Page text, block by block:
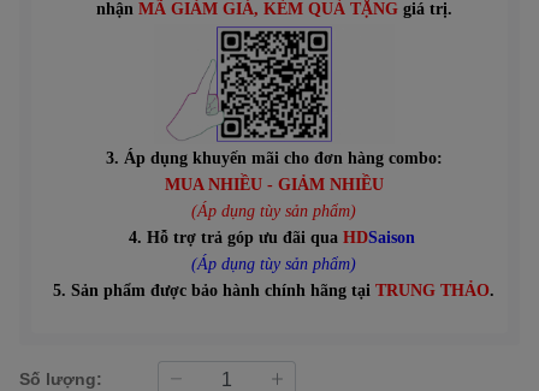
nhận MÃ GIẢM GIÁ, KÈM QUÀ TẶNGgiá trị.
3. Áp dụng khuyến mãi cho đơn hàng combo:
MUA NHIỀU - GIẢM NHIỀU
(Áp dụng tùy sản phẩm)
4. Hỗ trợ trả góp ưu đãi qua HDSaison
(Áp dụng tùy sản phẩm)
5. Sản phẩm được bảo hành chính hãng tại TRUNG THẢO.
Số lượng: